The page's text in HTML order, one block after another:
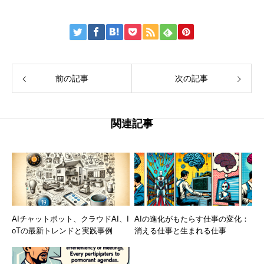
前の記事 次の記事
関連記事
AIチャットボット、クラウドAI、I
oTの最新トレンドと実践事例
AIの進化がもたらす仕事の変化：
消える仕事と生まれる仕事